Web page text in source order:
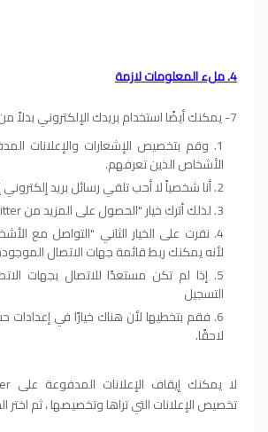
4. ملء المعلومات لازمة
7- يمكنك أيضًا استخدام بريدك الإلكتروني بدلاً من رقم الهاتف.
وقم بتخصيص الإشعارات والإعلانات
الأشخاص الذين تعرفهم.
أنا شخصياً لا أحب تلقي رسائل بريد
لذلك أترك خيار "الحصول على المزيد من Twitter" مفتوحًا.
نقرت على الخيار الثاني "التواصل مع
لأنه يمكنك ربط قائمة جهات الاتصال
إذا لم تكن مستعدًا للاتصال بجهات
التسجيل
فقم بتخطيها لأن هناك خيارًا في إعدادات
لاحقًا.
تخصيص الإعلانات التي تراها وتخصيصها ، ثم اختر